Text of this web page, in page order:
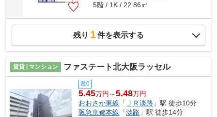
5階 / 1K / 22.86㎡
残り 1件を表示する
賃貸 | マンション ファステート北大阪ラッセル
敷0
5.45万円～5.48万円
おおさか東線 「 ＪＲ淡路 」駅 徒歩10分
阪急京都本線 「淡路 」駅 徒歩14分